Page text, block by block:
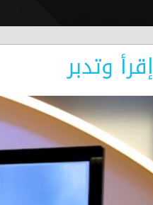
إقرأ وتدبر